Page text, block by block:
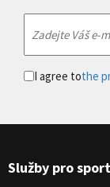
I agree tothe
Služby pro